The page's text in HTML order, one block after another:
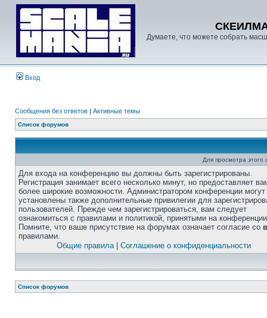
Думаете, что можете собрать
Вход
Сообщения без ответов | Активные темы
Список форумов
Для просмотра
Для входа на конференцию вы должны быть зарегистрированы.
Регистрация занимает всего несколько минут, но предоставляет
более широкие возможности. Администратором конференции
установлены также дополнительные привилегии для
пользователей. Прежде чем зарегистрироваться, вам следует
ознакомиться с правилами и политикой, принятыми на
Помните, что ваше присутствие на форумах означает согласие со
правилами.
Общие правила| Соглашение о конфиденциальности
Список форумов